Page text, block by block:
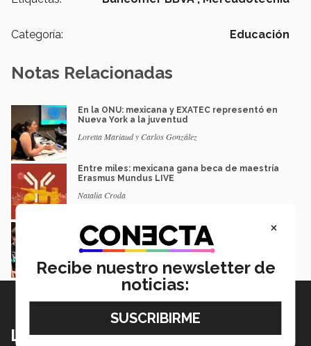
Categoría: Educación
Notas Relacionadas
En la ONU: mexicana y EXATEC representó en
Nueva York a la juventud
Loretta Mariaud y Carlos González
Entre miles: mexicana gana beca de maestría
Erasmus Mundus LIVE
Natalia Croda
Estudiantes de 5 campus Tec impulsan
proyectos en la Sierra Tarahumara
Juan José Flores Nava
Lo más nuevo
×
Recibe nuestro newsletter de
noticias: